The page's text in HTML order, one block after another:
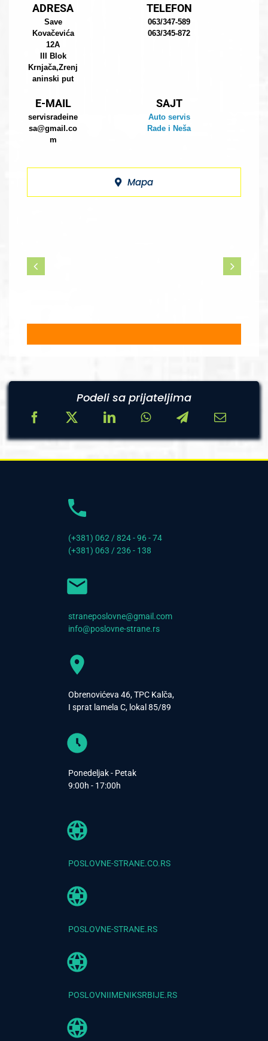
ADRESA
Save
Kovačevića
12A
III Blok
Krnjača,Zrenj
aninski put
TELEFON
063/347-589
063/345-872
E-MAIL
servisradeine
sa@gmail.co
m
SAJT
Auto servis
Rade i Neša
Mapa
Podeli sa prijateljima
(+381) 062 / 824 - 96 - 74
(+381) 063 / 236 - 138
straneposlovne@gmail.com
info@poslovne-strane.rs
Obrenovićeva 46, TPC Kalča,
I sprat lamela C, lokal 85/89
Ponedeljak - Petak
9:00h - 17:00h
POSLOVNE-STRANE.CO.RS
POSLOVNE-STRANE.RS
POSLOVNIIMENIKSRBIJE.RS